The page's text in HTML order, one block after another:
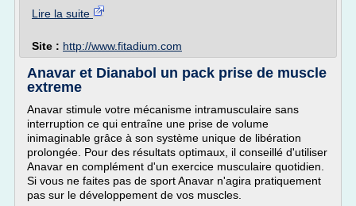
Lire la suite
Site : http://www.fitadium.com
Anavar et Dianabol un pack prise de muscle
extreme
Anavar stimule votre mécanisme intramusculaire sans
interruption ce qui entraîne une prise de volume
inimaginable grâce à son système unique de libération
prolongée. Pour des résultats optimaux, il conseillé d'utiliser
Anavar en complément d'un exercice musculaire quotidien.
Si vous ne faites pas de sport Anavar n'agira pratiquement
pas sur le développement de vos muscles.